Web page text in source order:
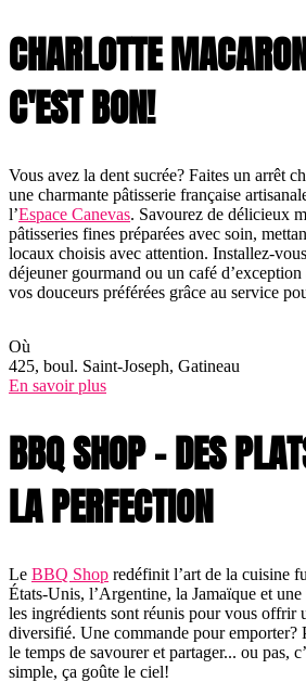
CHARLOTTE
C'EST BON!
Vous avez la dent sucrée? Faites un arrêt
une charmante pâtisserie française
l’Espace Canevas. Savourez de délicieux
pâtisseries fines préparées avec soin,
locaux choisis avec attention. Installez-
déjeuner gourmand ou un café
vos douceurs préférées grâce au service
Où
425, boul. Saint-Joseph, Gatineau
En savoir plus
BBQ SHOP – DES
LA PERFECTION
Le BBQ Shop redéfinit l’art de la cuisine
États-Unis, l’Argentine, la Jamaïque et
les ingrédients sont réunis pour vous offrir
diversifié. Une commande pour emporter?
le temps de savourer et partager... ou pas,
simple, ça goûte le ciel!